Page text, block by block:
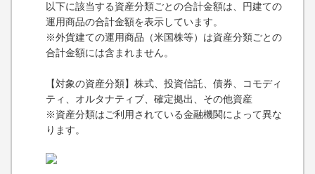
以下に該当する資産分類ごとの合計金額は、円建ての
運用商品の合計金額を表示しています。
※外貨建ての運用商品（米国株等）は資産分類ごとの
合計金額には含まれません。
【対象の資産分類】株式、投資信託、債券、コモディ
ティ、オルタナティブ、確定拠出、その他資産
※資産分類はご利用されている金融機関によって異な
ります。